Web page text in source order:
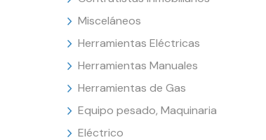
Misceláneos
Herramientas Eléctricas
Herramientas Manuales
Herramientas de Gas
Equipo pesado, Maquinaria
Eléctrico